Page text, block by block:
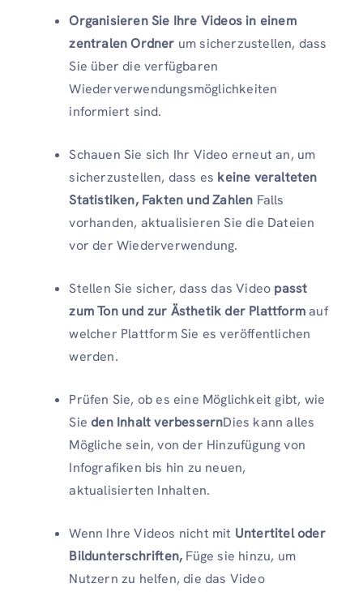
Organisieren Sie Ihre Videos in einem
zentralen Ordner um sicherzustellen, dass
Sie über die verfügbaren
Wiederverwendungsmöglichkeiten
informiert sind.
Schauen Sie sich Ihr Video erneut an, um
sicherzustellen, dass es keine veralteten
Statistiken, Fakten und Zahlen Falls
vorhanden, aktualisieren Sie die Dateien
vor der Wiederverwendung.
Stellen Sie sicher, dass das Video passt
zum Ton und zur Ästhetik der Plattformauf
welcher Plattform Sie es veröffentlichen
werden.
Prüfen Sie, ob es eine Möglichkeit gibt, wie
Sieden Inhalt verbessernDies kann alles
Mögliche sein, von der Hinzufügung von
Infografiken bis hin zu neuen,
aktualisierten Inhalten.
Wenn Ihre Videos nicht mit Untertitel oder
Bildunterschriften, Füge sie hinzu, um
Nutzern zu helfen, die das Video